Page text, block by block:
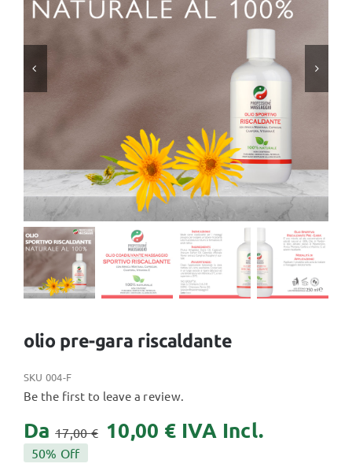
TUTTI I PRODOTTI
Professionisti Certificati
olio pre-gara riscaldante
SKU 004-F
Be the first to leave a review.
Da17,00€ 10,00 € IVA Incl.
50% Off